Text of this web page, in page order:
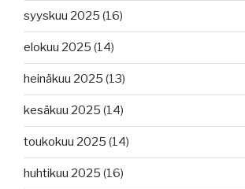
taistelevat,
purevat,
kellonsiirto.”
syyskuu 2025 (16)
elokuu 2025 (14)
heinäkuu 2025 (13)
kesäkuu 2025 (14)
toukokuu 2025 (14)
huhtikuu 2025 (16)